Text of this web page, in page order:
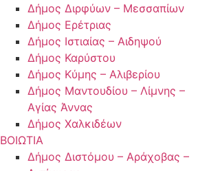
Δήμος Διρφύων – Μεσσαπίων
Δήμος Ερέτριας
Δήμος Ιστιαίας – Αιδηψού
Δήμος Καρύστου
Δήμος Κύμης – Αλιβερίου
Δήμος Μαντουδίου – Λίμνης –
Αγίας Άννας
Δήμος Χαλκιδέων
ΒΟΙΩΤΙΑ
Δήμος Διστόμου – Αράχοβας –